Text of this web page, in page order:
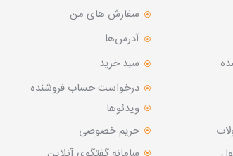
سفارش های من‎
آدرس‌ها
سبد خرید
درخواست حساب فروشنده
ویدئوها
حریم خصوصی